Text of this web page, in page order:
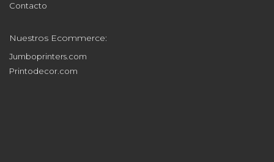
Contacto
Nuestros Ecommerce:
Jumboprinters.com
Printodecor.com